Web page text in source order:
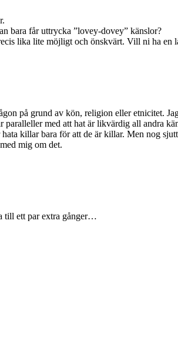
bara får uttrycka ”lovey-dovey” känslor?
lika lite möjligt och önskvärt. Vill ni ha en
på grund av kön, religion eller etnicitet.
paralleller med att hat är likvärdig all andra
killar bara för att de är killar. Men nog
mig om det.
till ett par extra gånger…